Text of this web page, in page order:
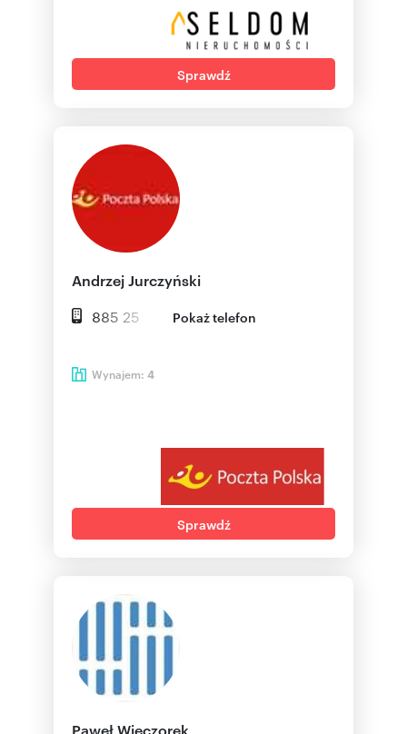
Sprawdź
Andrzej Jurczyński
885 25 Pokaż telefon
Wynajem: 4
Sprawdź
Paweł Wieczorek